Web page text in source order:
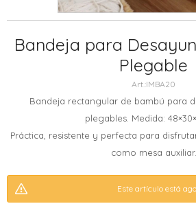
Bandeja para
Plegable
IMBA20
Bandeja rectangular de bambú para
plegables. Medida:
Práctica, resistente y perfecta para
como mesa auxiliar.
Este artículo está